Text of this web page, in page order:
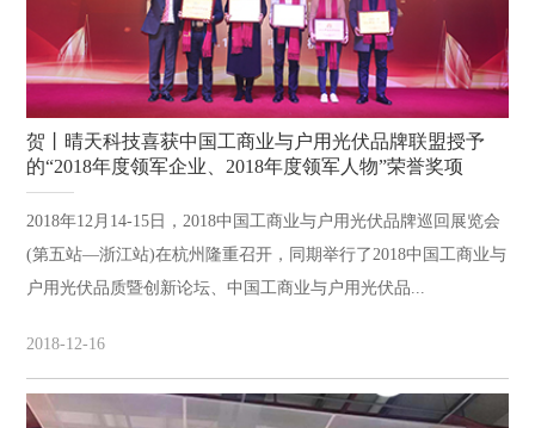
贺丨晴天科技喜获中国工商业与户用光伏品牌联盟授予
的“2018年度领军企业、2018年度领军人物”荣誉奖项
2018年12月14-15日，2018中国工商业与户用光伏品牌巡回展览会
(第五站—浙江站)在杭州隆重召开，同期举行了2018中国工商业与
户用光伏品质暨创新论坛、中国工商业与户用光伏品...
2018-12-16